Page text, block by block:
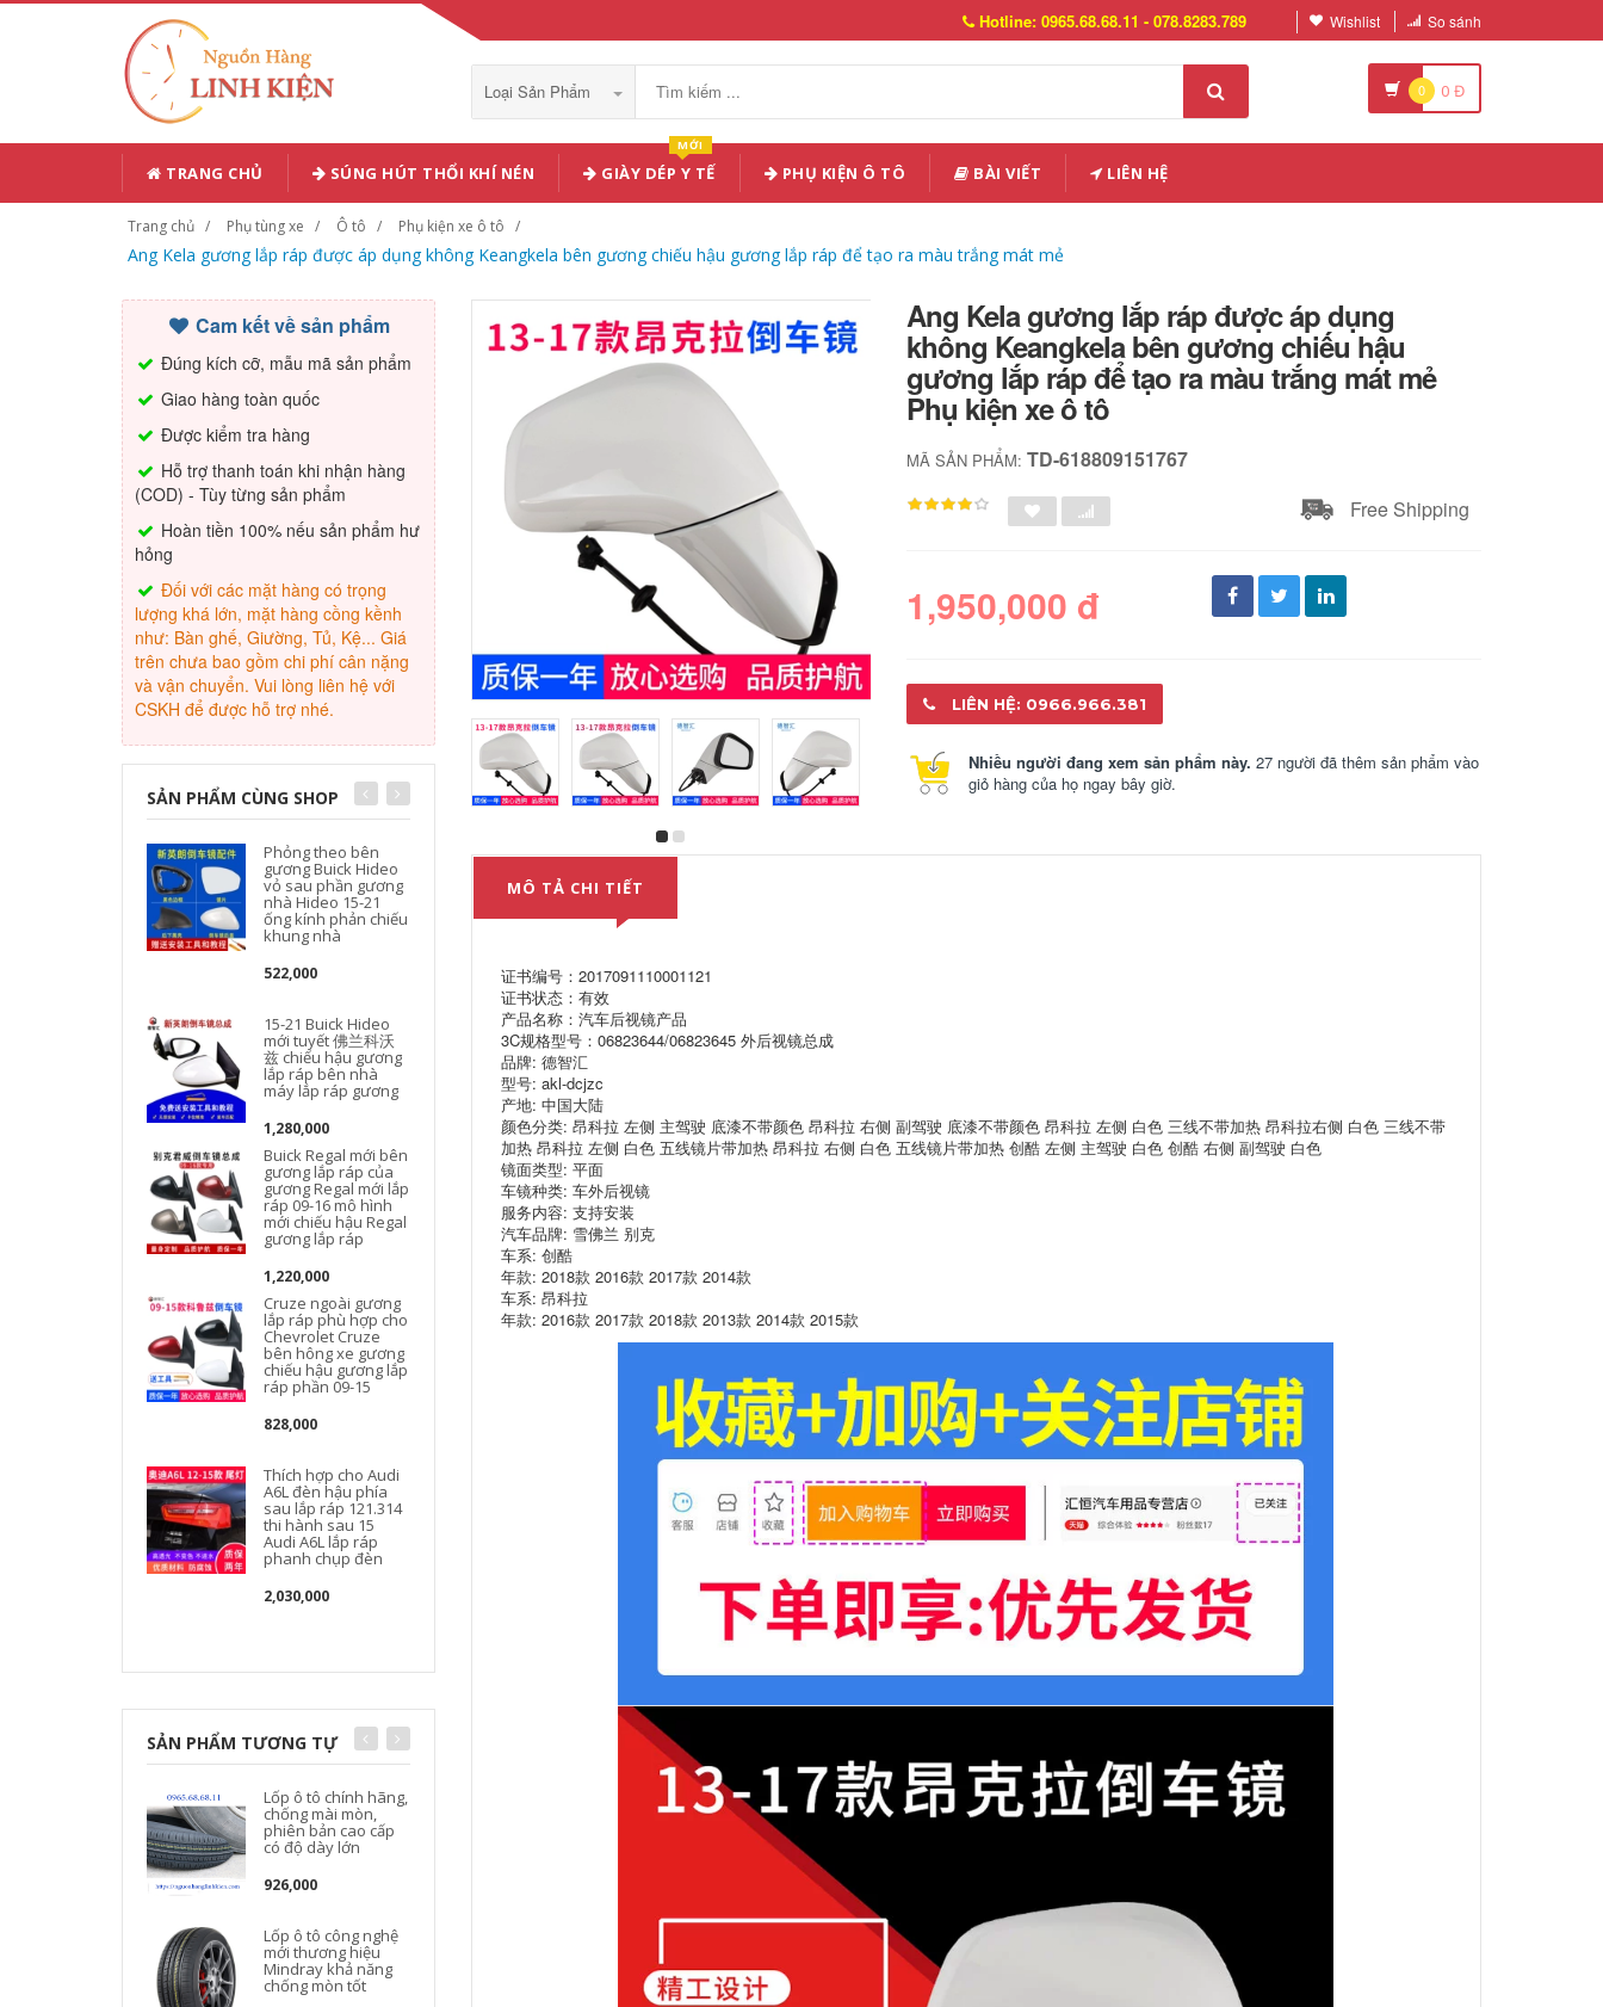
Hotline: 0965.68.68.11 - 078.8283.789 Wishlist So sánh
Loại Sản Phẩm 0 0 Đ
TRANG CHỦ SÚNG HÚT THỔI KHÍ NÉN GIÀY DÉP Y TẾ
MỚI
PHỤ KIỆN Ô TÔ BÀI VIẾT LIÊN HỆ
Trang chủ Phụ tùng xe Ô tô Phụ kiện xe ô tô
Ang Kela gương lắp ráp được áp dụng không Keangkela bên gương chiếu hậu gương lắp ráp để tạo ra màu trắng mát mẻ
Cam kết về sản phẩm
Đúng kích cỡ, mẫu mã sản phẩm
Giao hàng toàn quốc
Được kiểm tra hàng
Hỗ trợ thanh toán khi nhận hàng
(COD) - Tùy từng sản phẩm
Hoàn tiền 100% nếu sản phẩm hư
hỏng
Đối với các mặt hàng có trọng
lượng khá lớn, mặt hàng cồng kềnh
như: Bàn ghế, Giường, Tủ, Kệ... Giá
trên chưa bao gồm chi phí cân nặng
và vận chuyển. Vui lòng liên hệ với
CSKH để được hỗ trợ nhé.
SẢN PHẨM CÙNG SHOP
Phỏng theo bên
gương Buick Hideo
vỏ sau phần gương
nhà Hideo 15-21
ống kính phản chiếu
khung nhà
522,000
15-21 Buick Hideo
mới tuyết 佛兰科沃
兹 chiếu hậu gương
lắp ráp bên nhà
máy lắp ráp gương
1,280,000
Buick Regal mới bên
gương lắp ráp của
gương Regal mới lắp
ráp 09-16 mô hình
mới chiếu hậu Regal
gương lắp ráp
1,220,000
Cruze ngoài gương
lắp ráp phù hợp cho
Chevrolet Cruze
bên hông xe gương
chiếu hậu gương lắp
ráp phần 09-15
828,000
Thích hợp cho Audi
A6L đèn hậu phía
sau lắp ráp 121.314
thi hành sau 15
Audi A6L lắp ráp
phanh chụp đèn
2,030,000
Áp dụng các công
gương 20, đoạn 19
nhà máy mới
flasher gương Bora
587,000
Sau khi đèn LED lắp
ráp phù hợp cho
Audi A6L đèn hậu
lắp ráp 091.011 đèn
phanh Audi A6L
1,520,000
Sau khi ứng dụng
của Audi Q3 Q5 phía
sau đèn sương mù
đảo ngược bội vỏ
đèn hậu thanh Q7
bóng mới và cũ lắp
ráp
948,000
15-19 Chevrolet 佛
Audi A4L áp dụng
gương golf phía nhà
550,000
03-07 Excelle mô
hợp bên cơ sở
760,000
gương Rui Bảo
Regal LaCrosse 赛
欧科沃兹 nội thất áp
dụng Chevrolet
Cruze tiếng Anh
Lang Mai nội soi
615,000
SẢN PHẨM TƯƠNG TỰ
Lốp ô tô chính hãng,
chống mài mòn,
phiên bản cao cấp
có độ dày lớn
926,000
Lốp ô tô công nghệ
mới thương hiệu
Mindray khả năng
chống mòn tốt
thích ứng Landwind
Forester đại lộ Mai
Lốp 235 / 60R18 phù
hợp mới Audi Q5
Hyundai Kia K
Davao Calvo XC60
1,940,000
235 / 45R17 Lốp
Volkswagen
Ang Kela gương lắp ráp được áp dụng
không Keangkela bên gương chiếu hậu
gương lắp ráp để tạo ra màu trắng mát mẻ
Phụ kiện xe ô tô
MÃ SẢN PHẨM:TD-618809151767
Free Shipping
1,950,000 đ
LIÊN HỆ: 0966.966.381
Nhiều người đang xem sản phẩm này. 27 người đã thêm sản phẩm vào
giỏ hàng của họ ngay bây giờ.
MÔ TẢ CHI TIẾT
证书编号：2017091110001121
证书状态：有效
产品名称：汽车后视镜产品
3C规格型号：06823644/06823645 外后视镜总成
品牌: 德智汇
型号: akl-dcjzc
产地: 中国大陆
颜色分类: 昂科拉 左侧 主驾驶 底漆不带颜色 昂科拉 右侧 副驾驶 底漆不带颜色 昂科拉 左侧 白色 三线不带加热 昂科拉右侧 白色 三线不带
加热 昂科拉 左侧 白色 五线镜片带加热 昂科拉 右侧 白色 五线镜片带加热 创酷 左侧 主驾驶 白色 创酷 右侧 副驾驶 白色
镜面类型: 平面
车镜种类: 车外后视镜
服务内容: 支持安装
汽车品牌: 雪佛兰 别克
车系: 创酷
年款: 2018款 2016款 2017款 2014款
车系: 昂科拉
年款: 2016款 2017款 2018款 2013款 2014款 2015款